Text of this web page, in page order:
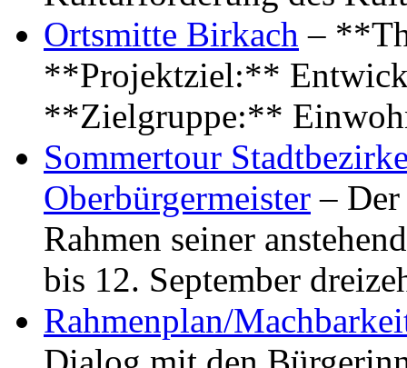
Ortsmitte Birkach –
**Projektziel:**
**Zielgruppe:**
Sommertour
Oberbürgermeister –
Rahmen seiner
bis 12. September
Rahmenplan/